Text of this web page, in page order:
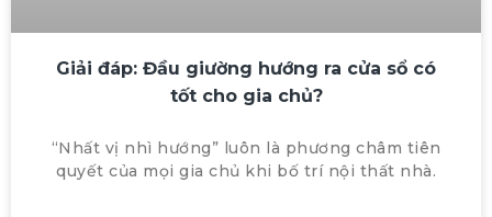
Giải đáp: Đầu giường hướng ra cửa sổ có
tốt cho gia chủ?
“Nhất vị nhì hướng” luôn là phương châm tiên
quyết của mọi gia chủ khi bố trí nội thất nhà.